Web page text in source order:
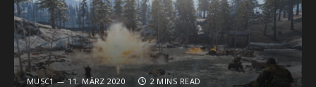
MUSC1 11. MÄRZ 2020 2 MINS READ